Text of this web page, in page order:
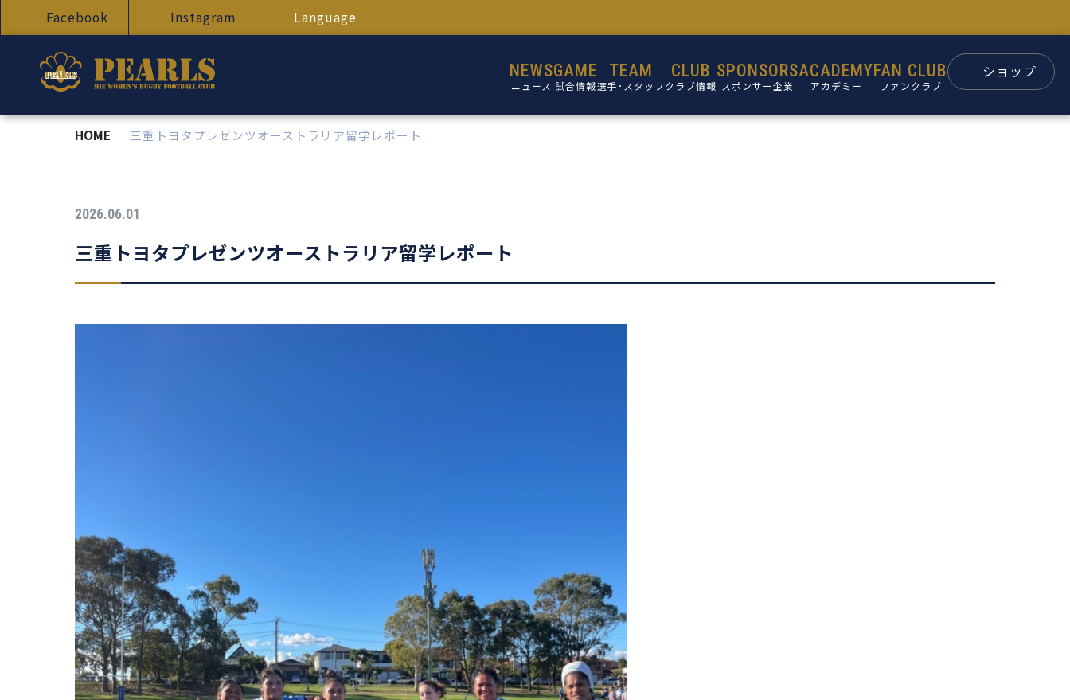
Facebook Instagram Language
NEWS
ニュース
GAME
試合情報
TEAM
選手･スタッフ
CLUB
クラブ情報
クラブ概要
SPONSORS
スポンサー企業
ACADEMY
アカデミー
FAN CLUB
ファンクラブ
ショップ
HOME 三重トヨタプレゼンツオーストラリア留学レポート
2026.06.01
三重トヨタプレゼンツオーストラリア留学レポート